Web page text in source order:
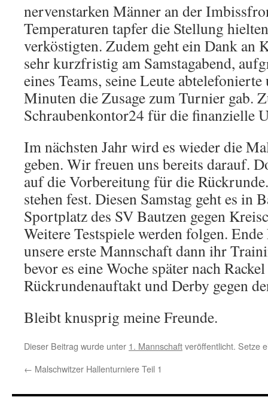
nervenstarken Männer an der
Temperaturen tapfer die Stellung
verköstigten. Zudem geht ein Dank an
sehr kurzfristig am Samstagabend,
eines Teams, seine Leute
Minuten die Zusage zum Turnier gab.
Schraubenkontor24 für die finanzielle
Im nächsten Jahr wird es wieder die
geben. Wir freuen uns bereits darauf.
auf die Vorbereitung für die
stehen fest. Diesen Samstag geht es in
Sportplatz des SV Bautzen gegen
Weitere Testspiele werden folgen.
unsere erste Mannschaft dann ihr
bevor es eine Woche später nach
Rückrundenauftakt und Derby gegen
Bleibt knusprig meine Freunde.
Dieser Beitrag wurde unter 1. Mannschaftveröffentlicht. Setze
← Malschwitzer Hallenturniere Teil 1